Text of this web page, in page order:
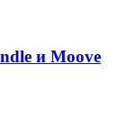
и Moove